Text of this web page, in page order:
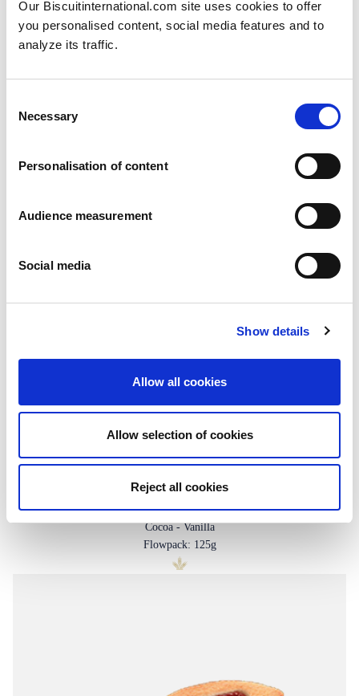
Our Biscuitinternational.com site uses cookies to offer
you personalised content, social media features and to
analyze its traffic.
Selection
Necessary
Personalisation of content
Audience measurement
Social media
Show details
Allow all cookies
Allow selection of cookies
Reject all cookies
White & Black Lady Sponge with jelly &
cream
Cocoa - Vanilla
Flowpack: 125g